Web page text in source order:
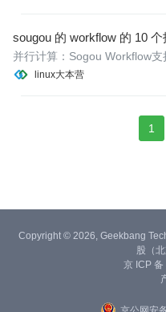
sougou 的 workflow 的 10 个
linux大本营
并行计算：Sogou Workflow支
个任务，提高计算效率。
1
Copyright © 2026, Geekbang
股（
京 ICP